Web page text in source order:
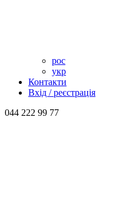
рос
укр
Контакти
Вхід / реєстрація
044 222 99 77